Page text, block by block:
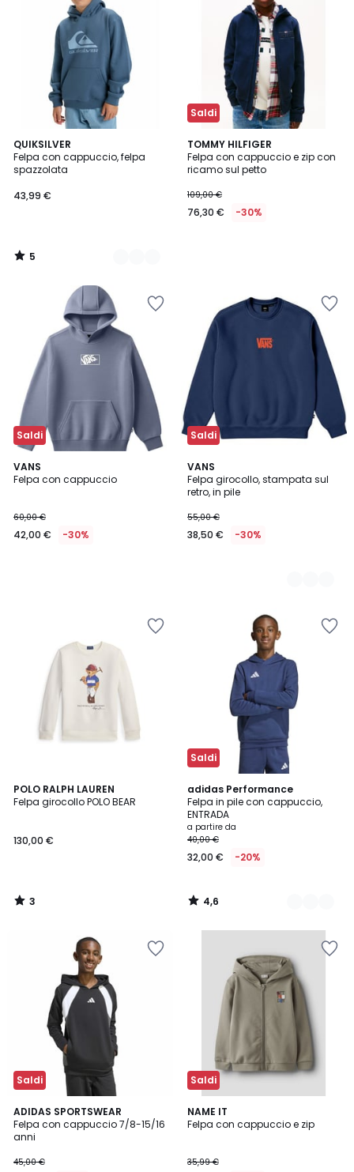
QUIKSILVER
Felpa con cappuccio, felpa
spazzolata
43,99 €
5
/
5
2
Colori
5
/
Saldi
TOMMY HILFIGER
Felpa con cappuccio e zip con
ricamo sul petto
109,00 €
76,30 € -30%
Saldi
VANS
Felpa con cappuccio
60,00 €
42,00 € -30%
Saldi
VANS
Felpa girocollo, stampata sul
retro, in pile
55,00 €
38,50 € -30%
2
Colori
POLO RALPH LAUREN
Felpa girocollo POLO BEAR
130,00 €
3
/
3
/
Saldi
adidas Performance
Felpa in pile con cappuccio,
ENTRADA
a partire da
40,00 €
32,00 € -20%
4,6
/ 5
4
Colori
4,6
/
Saldi
ADIDAS SPORTSWEAR
Felpa con cappuccio 7/8-15/16
anni
45,00 €
Saldi
NAME IT
Felpa con cappuccio e zip
35,99 €
2
Colori